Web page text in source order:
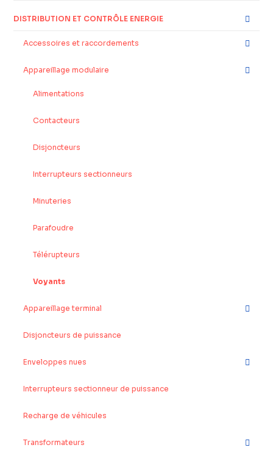
DISTRIBUTION ET CONTRÔLE ENERGIE
Accessoires et raccordements
Appareillage modulaire
Alimentations
Contacteurs
Disjoncteurs
Interrupteurs sectionneurs
Minuteries
Parafoudre
Télérupteurs
Voyants
Appareillage terminal
Disjoncteurs de puissance
Enveloppes nues
Interrupteurs sectionneur de puissance
Recharge de véhicules
Transformateurs